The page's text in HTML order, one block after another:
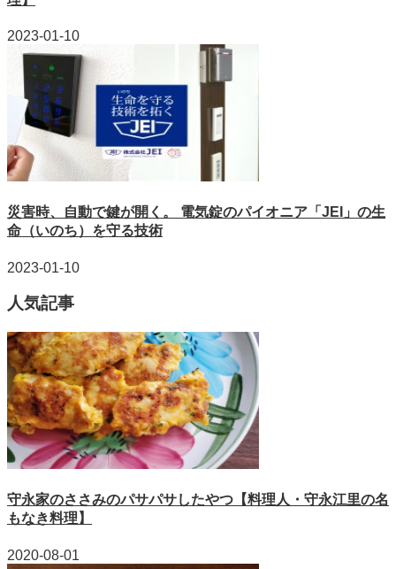
2023-01-10
災害時、自動で鍵が開く。 電気錠のパイオニア「JEI」の生
命（いのち）を守る技術
2023-01-10
人気記事
守永家のささみのパサパサしたやつ【料理人・守永江里の名
もなき料理】
2020-08-01